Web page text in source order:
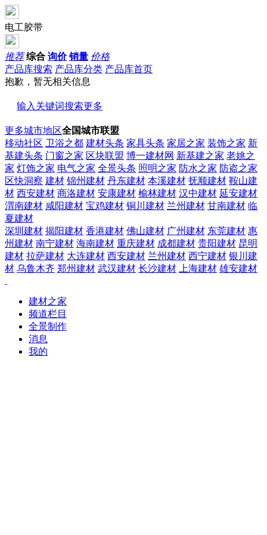
电工胶带
推荐 综合 询价 销量 价格
产品库搜索 产品库分类 产品库首页
抱歉，暂无相关信息
输入关键词搜索更多
更多城市地区全国城市联盟
移动社区 卫浴之都 建材头条 家具头条 家居之家 装饰之家 新
基建头条 门窗之家 区块联盟 博一建材网 新基建之家 老姚之
家 灯饰之家 电气之家 全景头条 照明之家 防水之家 防盗之家
区快洞察 建材 锦州建材 丹东建材 本溪建材 抚顺建材 鞍山建
材 西安建材 商洛建材 安康建材 榆林建材 汉中建材 延安建材
渭南建材 咸阳建材 宝鸡建材 铜川建材 兰州建材 甘南建材 临
夏建材
深圳建材 揭阳建材 香港建材 佛山建材 广州建材 东莞建材 惠
州建材 南宁建材 海南建材 重庆建材 成都建材 贵阳建材 昆明
建材 拉萨建材 大连建材 西安建材 兰州建材 西宁建材 银川建
材 乌鲁木齐 郑州建材 武汉建材 长沙建材 上海建材 雄安建材
建材之家
频道栏目
全景制作
消息
我的